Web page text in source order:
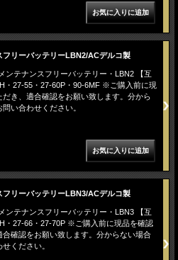
フリーバッテリーLBN2/ACデルコ製
ンテナンスフリーバッテリー・LBN2 【互
・27-55・27-60P・90-6MF ※ご購入前に現
だき、適合確認をお願い致します。分から
い合わせください。
フリーバッテリーLBN3/ACデルコ製
ンテナンスフリーバッテリー・LBN3 【互
・27-66・27-70P ※ご購入前に現品を確認
合確認をお願い致します。分からない場合
ください。